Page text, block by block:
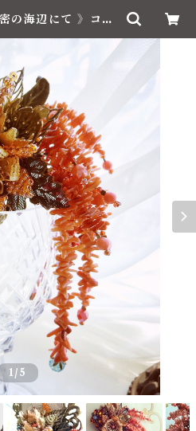
の海辺にて 》コス
1 /5